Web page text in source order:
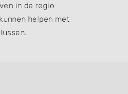
in de regio
helpen met